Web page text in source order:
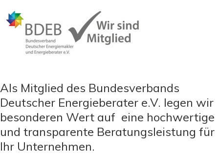
Als Mitglied des Bundesverbands
Deutscher Energieberater e.V. legen wir
besonderen Wert auf eine hochwertige
und transparente Beratungsleistung für
Ihr Unternehmen.